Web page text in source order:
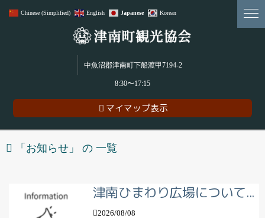
雪･食･農･アウトドアアクティビティ。贅沢＆魅力満載の津南町！
中魚沼郡津南町下船渡甲7194-2
8:30〜17:15
マイマップ表示
「 お知らせ 」 の 一覧
津南ひまわり広場について...
2026/08/08
Chinese (Simplified) English Japanese Korean